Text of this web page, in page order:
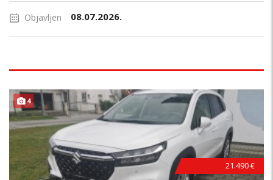
Objavljen 08.07.2026.
4
21.490 €